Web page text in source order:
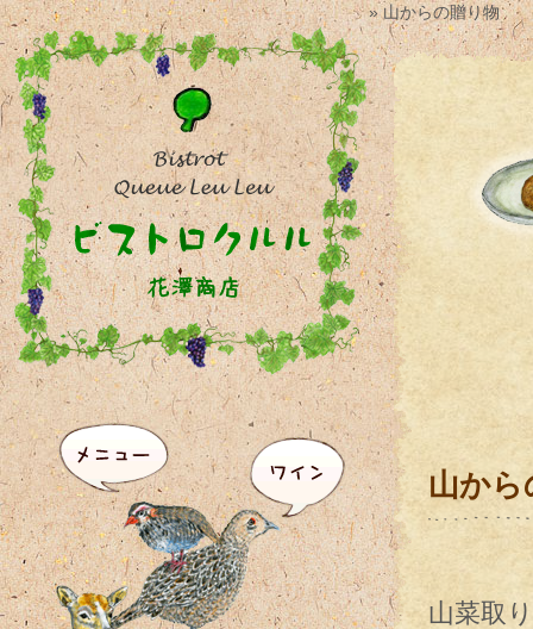
» 山からの贈り物
山から
山菜取